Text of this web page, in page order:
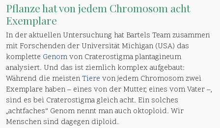
Pflanzehat von jedem Chromosom acht
Exemplare
In der aktuellen Untersuchung hat Bartels Team zusammen
mit Forschenden der Universität Michigan (USA) das
komplette Genomvon Craterostigma plantagineum
analysiert. Und das ist ziemlich komplex aufgebaut:
Während die meistenTiere von jedem Chromosom zwei
Exemplare haben – eines von der Mutter, eines vom Vater –,
sind es bei Craterostigma gleich acht. Ein solches
„achtfaches“ Genom nennt man auch oktoploid. Wir
Menschen sind dagegen diploid.